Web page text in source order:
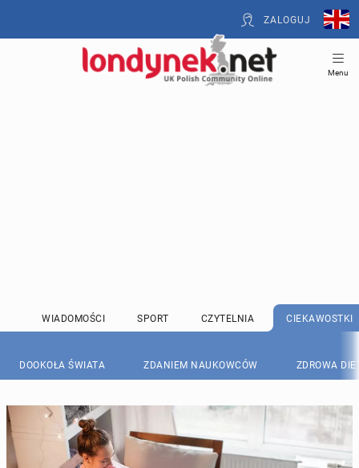
ZALOGUJ
Menu
WIADOMOŚCI SPORT CZYTELNIA CIEKAWOSTKI
DOOKOŁA ŚWIATA ZDANIEM NAUKOWCÓW ZDROWA